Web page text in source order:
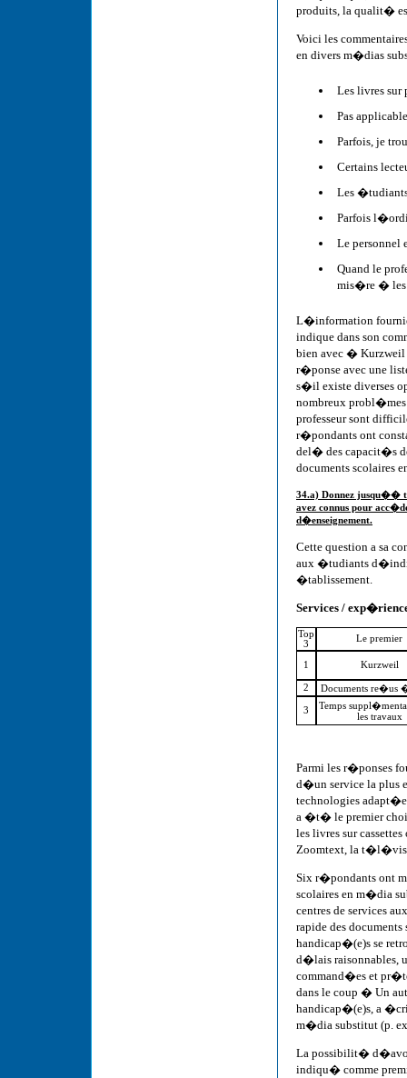
produits, la qualit�
Voici les
en divers m�dias
Les livres
Pas
Parfois, je
Certains
Les
Parfois
Le personnel
Quand le
mis�re � les
L�information
indique dans son
bien avec � Kurzweil
r�ponse avec une
s�il existe diverses
nombreux
professeur sont
r�pondants ont
del� des capacit�s
documents scolaires
34.a) Donnez jusqu��
avez connus pour
d�enseignement.
Cette question a sa
aux �tudiants
�tablissement.
Services /
Top
3
Le premier
1 Kurzweil
2 Documents re�us
3
Temps
les travaux
Parmi les r�ponses
d�un service la plus
technologies
a �t� le premier
les livres sur
Zoomtext, la
Six r�pondants ont
scolaires en m�dia
centres de services
rapide des
handicap�(e)s se
d�lais raisonnables,
command�es et
dans le coup � Un
handicap�(e)s, a
m�dia substitut (p.
La possibilit�
indiqu� comme